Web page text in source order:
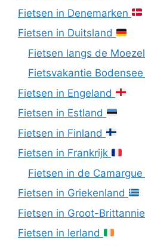
Fietsen in Denemarken
Fietsen in Duitsland
Fietsen langs de Moezel
Fietsvakantie Bodensee
Fietsen in Engeland
Fietsen in Estland
Fietsen in Finland
Fietsen in Frankrijk
Fietsen in de Camargue
Fietsen in Griekenland
Fietsen in Groot-Brittannie
Fietsen in Ierland